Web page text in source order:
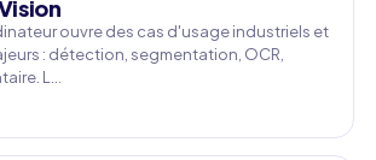
ouvre des cas d'usage industriels et
: détection, segmentation, OCR,
L…